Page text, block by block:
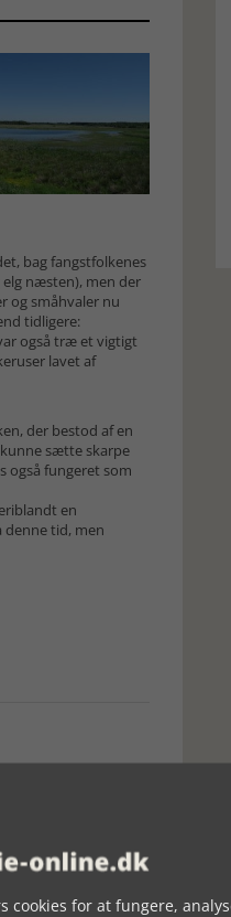
bag fangstfolkenes
næsten), men der
og småhvaler nu
tidligere:
også træ et vigtigt
lavet af
der bestod af en
sætte skarpe
også fungeret som
en
denne tid, men
cookies for at fungere,